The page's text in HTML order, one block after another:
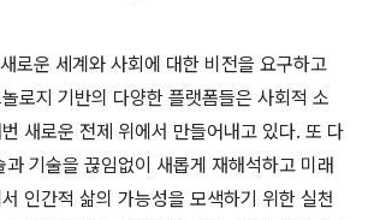
로운 세계와 사회에 대한 비전을 요구하고
로지 기반의 다양한 플랫폼들은 사회적 소
새로운 전제 위에서 만들어내고 있다. 또 다
기술을 끊임없이 새롭게 재해석하고 미래
인간적 삶의 가능성을 모색하기 위한 실천